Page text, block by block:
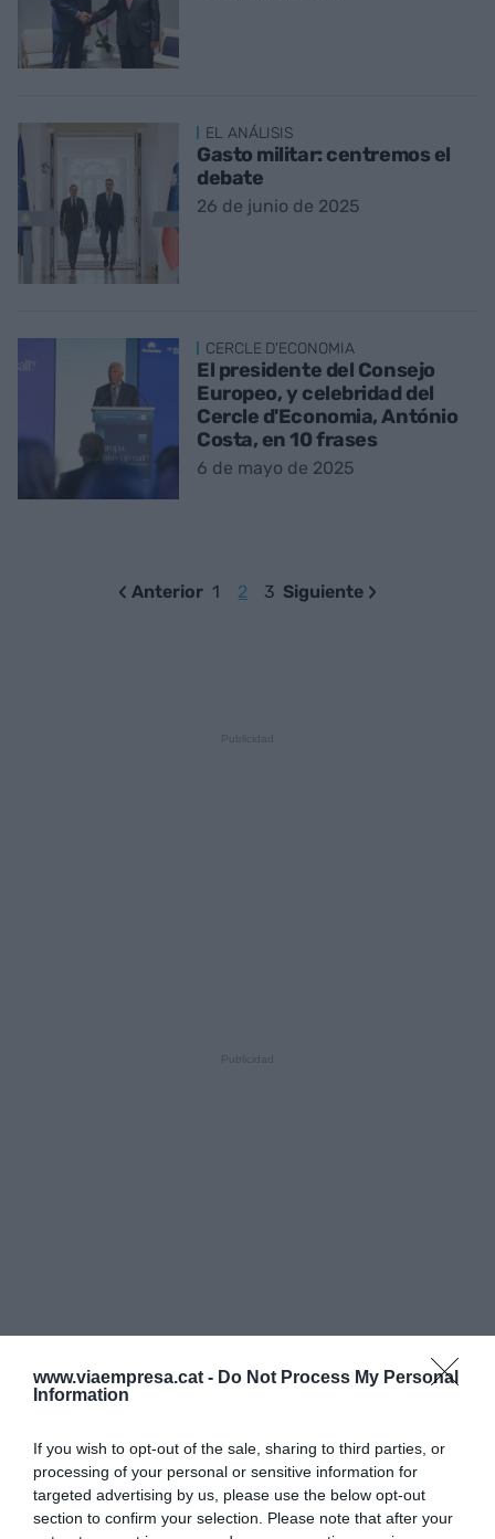
www.viaempresa.cat - Do Not Process My Personal
Information
If you wish to opt-out of the sale, sharing to third parties, or
processing of your personal or sensitive information for
targeted advertising by us, please use the below opt-out
section to confirm your selection. Please note that after your
EL ANÁLISIS
Gasto militar: centremos el
debate
26 de junio de 2025
CERCLE D'ECONOMIA
El presidente del Consejo
Europeo, y celebridad del
Cercle d'Economia, António
Costa, en 10 frases
6 de mayo de 2025
Anterior 1 2 3 Siguiente